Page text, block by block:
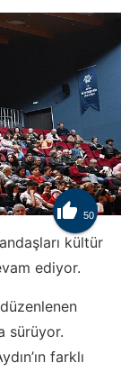
 50
kültür
ediyor.
sürüyor.
farklı